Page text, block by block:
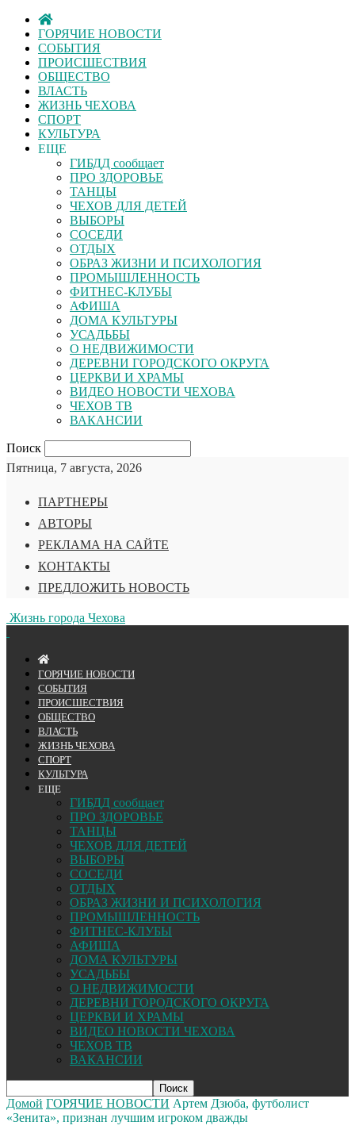
ГОРЯЧИЕ НОВОСТИ
СОБЫТИЯ
ПРОИСШЕСТВИЯ
ОБЩЕСТВО
ВЛАСТЬ
ЖИЗНЬ ЧЕХОВА
СПОРТ
КУЛЬТУРА
ЕЩЕ
ГИБДД сообщает
ПРО ЗДОРОВЬЕ
ТАНЦЫ
ЧЕХОВ ДЛЯ ДЕТЕЙ
ВЫБОРЫ
СОСЕДИ
ОТДЫХ
ОБРАЗ ЖИЗНИ И ПСИХОЛОГИЯ
ПРОМЫШЛЕННОСТЬ
ФИТНЕС-КЛУБЫ
АФИША
ДОМА КУЛЬТУРЫ
УСАДЬБЫ
О НЕДВИЖИМОСТИ
ДЕРЕВНИ ГОРОДСКОГО ОКРУГА
ЦЕРКВИ И ХРАМЫ
ВИДЕО НОВОСТИ ЧЕХОВА
ЧЕХОВ ТВ
ВАКАНСИИ
Поиск
Пятница, 7 августа, 2026
ПАРТНЕРЫ
АВТОРЫ
РЕКЛАМА НА САЙТЕ
КОНТАКТЫ
ПРЕДЛОЖИТЬ НОВОСТЬ
Жизнь города Чехова
ГОРЯЧИЕ НОВОСТИ
СОБЫТИЯ
ПРОИСШЕСТВИЯ
ОБЩЕСТВО
ВЛАСТЬ
ЖИЗНЬ ЧЕХОВА
СПОРТ
КУЛЬТУРА
ЕЩЕ
ГИБДД сообщает
ПРО ЗДОРОВЬЕ
ТАНЦЫ
ЧЕХОВ ДЛЯ ДЕТЕЙ
ВЫБОРЫ
СОСЕДИ
ОТДЫХ
ОБРАЗ ЖИЗНИ И ПСИХОЛОГИЯ
ПРОМЫШЛЕННОСТЬ
ФИТНЕС-КЛУБЫ
АФИША
ДОМА КУЛЬТУРЫ
УСАДЬБЫ
О НЕДВИЖИМОСТИ
ДЕРЕВНИ ГОРОДСКОГО ОКРУГА
ЦЕРКВИ И ХРАМЫ
ВИДЕО НОВОСТИ ЧЕХОВА
ЧЕХОВ ТВ
ВАКАНСИИ
Домой ГОРЯЧИЕ НОВОСТИ Артем Дзюба, футболист
«Зенита», признан лучшим игроком дважды